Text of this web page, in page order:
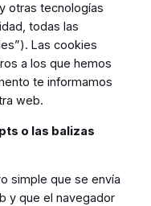
otras tecnologías
todas las
Las cookies
a los que hemos
te informamos
web.
o las balizas
simple que se envía
y que el navegador